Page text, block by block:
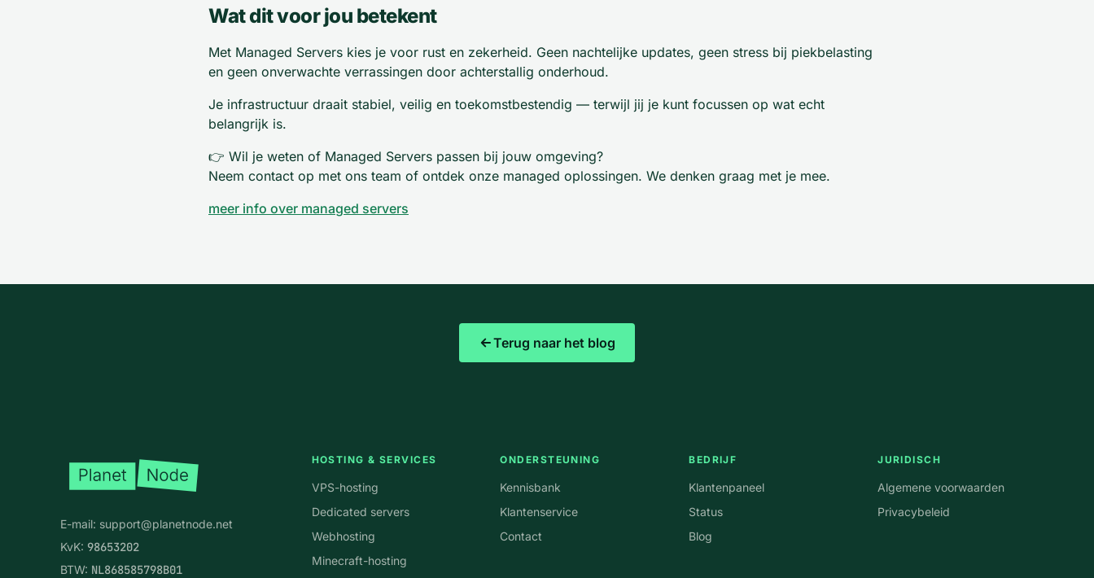
Wat dit voor jou betekent
Met Managed Servers kies je voor rust en zekerheid. Geen nachtelijke updates, geen stress bij piekbelasting
en geen onverwachte verrassingen door achterstallig onderhoud.
Je infrastructuur draait stabiel, veilig en toekomstbestendig — terwijl jij je kunt focussen op wat echt
belangrijk is.
👉 Wil je weten of Managed Servers passen bij jouw omgeving?
Neem contact op met ons team of ontdek onze managed oplossingen. We denken graag met je mee.
meer info over managed servers
Terug naar het blog
E-mail: support@planetnode.net
KvK: 98653202
BTW: NL868585798B01
HOSTING & SERVICES
VPS-hosting
Dedicated servers
Webhosting
Minecraft-hosting
ONDERSTEUNING
Kennisbank
Klantenservice
Contact
BEDRIJF
Klantenpaneel
Status
Blog
JURIDISCH
Algemene voorwaarden
Privacybeleid